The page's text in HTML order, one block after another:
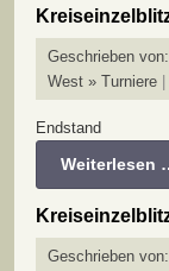
Geschrieben von:
West » Turniere
Endstand
Weiterlesen
Geschrieben von: